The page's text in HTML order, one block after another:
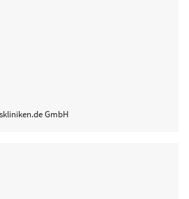
GmbH